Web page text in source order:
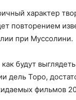
характер
повторением
при Муссолини.
будут
дель Торо,
фильмов